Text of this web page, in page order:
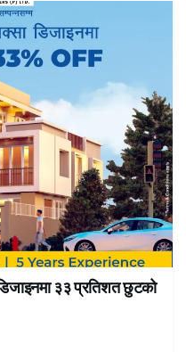
३३ प्रतिशत छुटको